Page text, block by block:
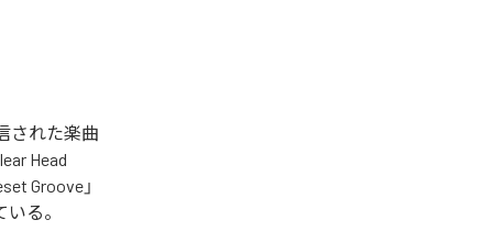
された楽曲
Head
Groove」
いる。